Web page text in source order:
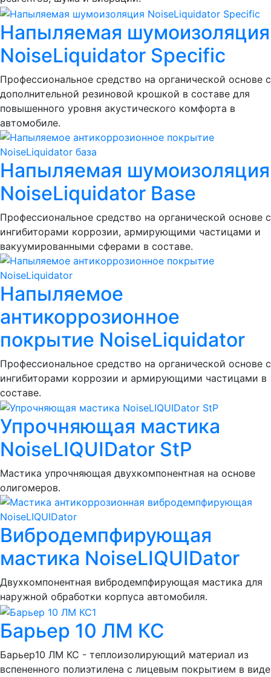
Напыляемая шумоизоляция
NoiseLiquidator Specific
Профессиональное средство на органической основе с
дополнительной резиновой крошкой в составе для
повышенного уровня акустического комфорта в
автомобиле.
Напыляемая шумоизоляция
NoiseLiquidator Base
Профессиональное средство на органической основе с
ингибиторами коррозии, армирующими частицами и
вакуумированными сферами в составе.
Напыляемое
антикоррозионное
покрытие NoiseLiquidator
Профессиональное средство на органической основе с
ингибиторами коррозии и армирующими частицами в
составе.
Упрочняющая мастика
NoiseLIQUIDator StP
Мастика упрочняющая двухкомпонентная на основе
олигомеров.
Вибродемпфирующая
мастика NoiseLIQUIDator
Двухкомпонентная вибродемпфирующая мастика для
наружной обработки корпуса автомобиля.
Барьер 10 ЛМ КС
Барьер10 ЛМ КС - теплоизолирующий материал из
вспененного полиэтилена с лицевым покрытием в виде